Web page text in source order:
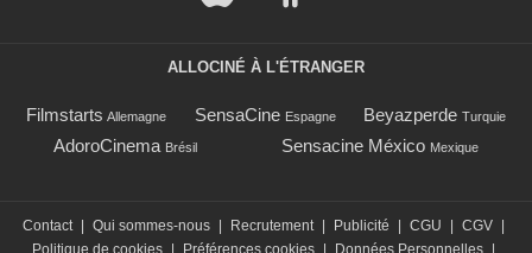
ALLOCINÉ À L'ÉTRANGER
Filmstarts Allemagne SensaCine Espagne Beyazperde Turquie
AdoroCinema Brésil Sensacine México Mexique
Contact Qui sommes-nous Recrutement Publicité CGU CGV